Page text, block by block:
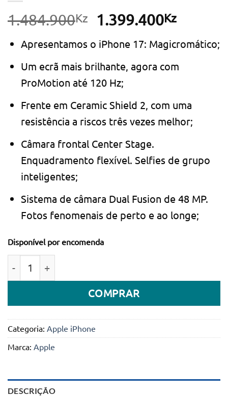
1.484.900Kz
O
original
era:
1.484.900Kz.
1.399.400KzO
atual
é:
Apresentamos o iPhone 17: Magicromático;
Um ecrã mais brilhante, agora com
ProMotion até 120 Hz;
Frente em Ceramic Shield 2, com uma
resistência a riscos três vezes melhor;
Câmara frontal Center Stage.
Enquadramento flexível. Selfies de grupo
inteligentes;
Sistema de câmara Dual Fusion de 48 MP.
Fotos fenomenais de perto e ao longe;
Disponível por encomenda
Quantidade de Smartphone Apple iPhone 17 6.3"
COMPRAR
Categoria: Apple iPhone
Marca: Apple
DESCRIÇÃO